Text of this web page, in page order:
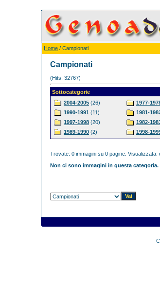
Home / Campionati
Campionati
(Hits: 32767)
Sottocategorie
2004-2005 (26)
1990-1991 (11)
1997-1998 (20)
1989-1990 (2)
1977-
1981-
1982-
1998-
Trovate: 0 immagini su 0 pagine. Visualizzata:
Non ci sono immagini in questa categoria.